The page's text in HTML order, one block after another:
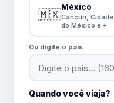
🇲🇽
México
Cancún, Cidade
do México e +
Ou digite o país
Quando você viaja?